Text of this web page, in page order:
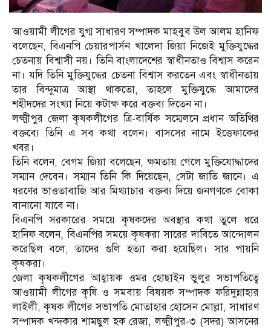
আওয়ামী লীগের যুগ্ম সাধারণ সম্পাদক মাহবুব উল আলম হানিফ
বলেছেন, বিএনপি চেয়ারপার্সন খালেদা জিয়া নিজেই মুক্তিযুদ্ধের
চেতনায় বিশ্বাসী নয়। তিনি বাংলাদেশের স্বাধীনতাও বিশ্বাস করেন
না। যদি তিনি মুক্তিযুদ্ধের চেতনা বিশ্বাস করতেন এবং স্বাধীনতায়
তার বিন্দুমাত্র আস্থা থাকতো, তাহলে মুক্তিযুদ্ধে আমাদের
শহীদদের সংখ্যা নিয়ে কটাক্ষ করে বক্তব্য দিতেন না।
লক্ষ্মীপুর জেলা কৃষকলীগের ত্রি-বার্ষিক সম্মেলনে প্রধান অতিথির
বক্তব্যে তিনি এ সব কথা বলেন। বাসসের নামে ইত্তেফাকের
খবর।
তিনি বলেন, বেগম জিয়া বলেছেন, ক্ষমতায় গেলে মুক্তিযোদ্ধাদের
সম্মান দেবেন। সম্মান তিনি কি দিয়েছেন, সেটা জাতি জানে। এ
ধরণের ভাওতাবাজি আর মিথ্যাচার বক্তব্য দিয়ে জনগণকে বোকা
বানানো যাবে না।
বিএনপি সরকারের সময়ে কৃষকদের অবস্থার কথা তুলে ধরে
হানিফ বলেন, বিএনপির সময়ে কৃষকরা সারের দাবিতে আন্দোলন
করেছিল বলে, তাদের গুলি হত্যা করা হয়েছিল। সার পায়নি
কৃষকরা।
জেলা কৃষকলীগের আহ্বায়ক ওমর হোছাইন ভুলুর সভাপতিত্বে
আওয়ামী লীগের কৃষি ও সমবায় বিষয়ক সম্পাদক ফরিদুন্নাহার
লাইলী, কৃষক লীগের সভাপতি মোতাহার হোসেন মোল্লা, সাধারণ
সম্পাদক খন্দকার শামছুল হক রেজা, লক্ষ্মীপুর-৩ (সদর) আসনের